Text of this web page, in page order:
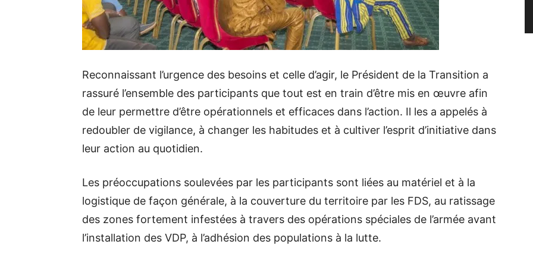
Reconnaissant l’urgence des besoins et celle d’agir, le Président de la Transition a
rassuré l’ensemble des participants que tout est en train d’être mis en œuvre afin
de leur permettre d’être opérationnels et efficaces dans l’action. Il les a appelés à
redoubler de vigilance, à changer les habitudes et à cultiver l’esprit d’initiative dans
leur action au quotidien.
Les préoccupations soulevées par les participants sont liées au matériel et à la
logistique de façon générale, à la couverture du territoire par les FDS, au ratissage
des zones fortement infestées à travers des opérations spéciales de l’armée avant
l’installation des VDP, à l’adhésion des populations à la lutte.